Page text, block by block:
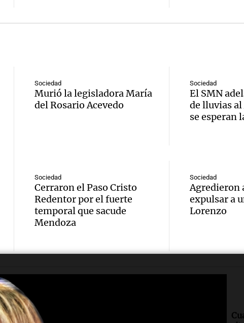
Panorama
sobre
Panorama
Episodios
tarifas
critica
Panorama
Episodios
Audio.
evalúa
fallo
Audio.
Rossi
social
siendo
Audio.
Sociedad
Murió la legisladora María
del Rosario Acevedo
Sociedad
El SMN
de lluvias al
se esperan
Sociedad
Cerraron el Paso Cristo
Redentor por el fuerte
temporal que sacude
Mendoza
Sociedad
Agredieron
expulsar a
Lorenzo